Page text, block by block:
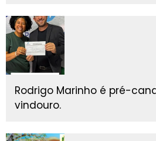
Rodrigo Marinho é pré-
vindouro.